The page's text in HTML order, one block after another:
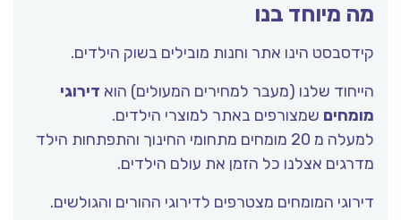
מה מיוחד בנו
קידסבסט הינו אתר וחנות מובילים בשוק הילדים.
הייחוד שלנו (מעבר למחירים המעולים) הוא דירוגי
מומחים שמצורפים באתר למוצרי הילדים.
למעלה מ 20 מומחים מתחומי החינוך והתפתחות הילד
מדרגים אצלנו כל הזמן את עולם הילדים.
דירוגי המומחים מצטרפים לדירוגי ההורים והגולשים.